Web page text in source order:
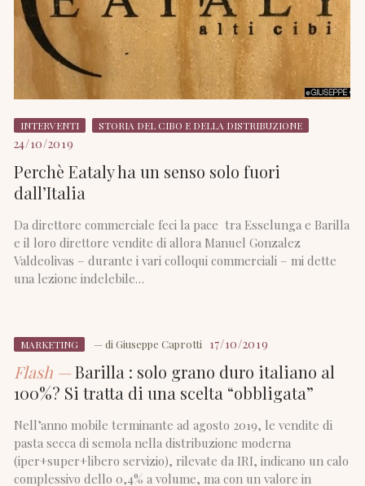
INTERVENTI STORIA DEL CIBO E DELLA DISTRIBUZIONE
24/10/2019
Perchè Eataly ha un senso solo fuori
dall’Italia
Da direttore commerciale feci la pace tra Esselunga e Barilla
e il loro direttore vendite di allora Manuel Gonzalez
Valdeolivas – durante i vari colloqui commerciali – mi dette
una lezione indelebile…
MARKETING — di Giuseppe Caprotti 17/10/2019
Flash —Barilla : solo grano duro italiano al
100%? Si tratta di una scelta “obbligata”
Nell’anno mobile terminante ad agosto 2019, le vendite di
pasta secca di semola nella distribuzione moderna
(iper+super+libero servizio), rilevate da IRI, indicano un calo
complessivo dello 0,4% a volume, ma con un valore in